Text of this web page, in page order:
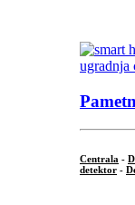
Centrala -
detektor -